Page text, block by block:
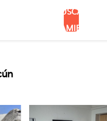
BUSCAR
ALOJAMIENTOS